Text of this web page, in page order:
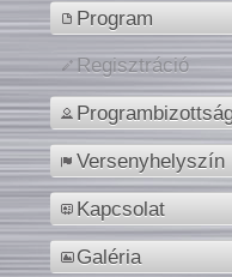
Program
Regisztráció
Versenyhelyszín
Kapcsolat
Galéria